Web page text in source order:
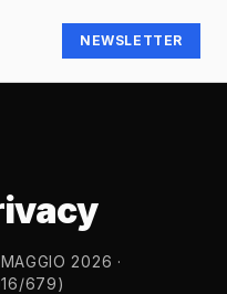
NEWSLETTER
2026 ·
679)